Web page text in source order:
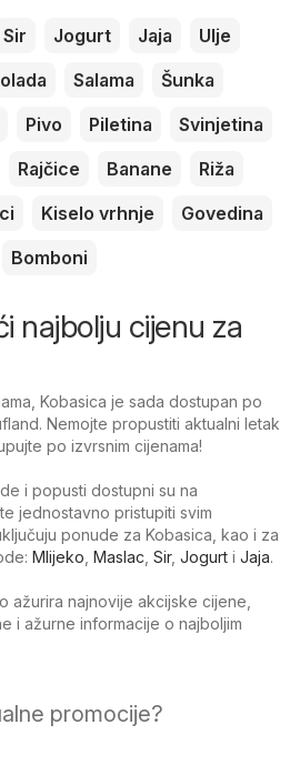
Sir Jogurt Jaja
Ulje
Salama
Šunka
Pivo Piletina
Svinjetina
Rajčice Banane
Riža
Kiselo vrhnje
Govedina
Bomboni
najbolju cijenu za
Kobasica je sada dostupan po
Nemojte propustiti aktualni letak
po izvrsnim cijenama!
i popusti dostupni su na
jednostavno pristupiti svim
ponude za Kobasica, kao i za
Mlijeko Maslac Sir, Jogurt i Jaja.
ažurira najnovije akcijske cijene,
i ažurne informacije o najboljim
promocije?